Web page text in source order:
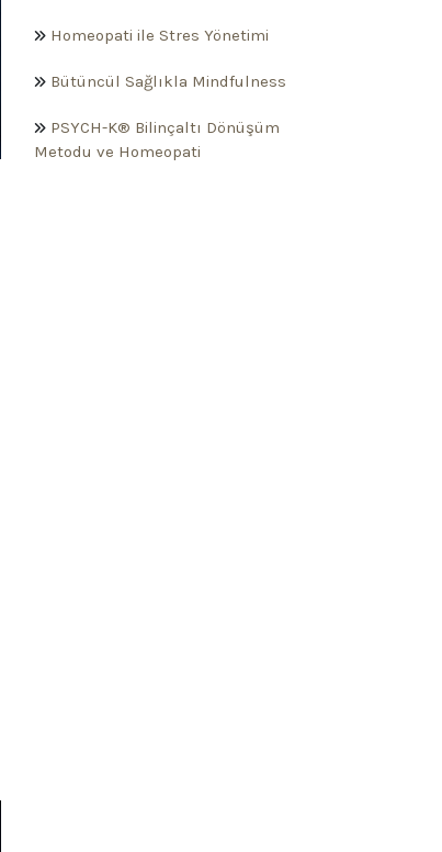
Homeopati ile Stres Yönetimi
Bütüncül Sağlıkla Mindfulness
PSYCH-K® Bilinçaltı Dönüşüm
Metodu ve Homeopati